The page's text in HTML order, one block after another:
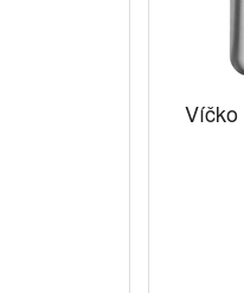
Víčko